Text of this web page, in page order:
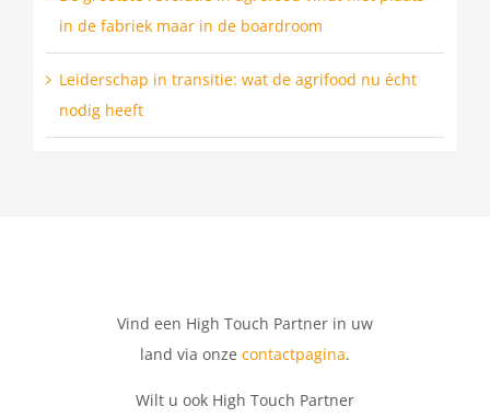
in de fabriek maar in de boardroom
Leiderschap in transitie: wat de agrifood nu écht
nodig heeft
Vind een High Touch Partner in uw
land via onze contactpagina.
Wilt u ook High Touch Partner